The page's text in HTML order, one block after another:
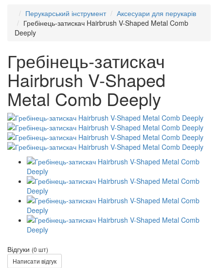
Перукарський інструмент
Аксесуари для перукарів
Гребінець-затискач Hairbrush V-Shaped Metal Comb
Deeply
Гребінець-затискач
Hairbrush V-Shaped
Metal Comb Deeply
Відгуки (0 шт)
Написати відгук